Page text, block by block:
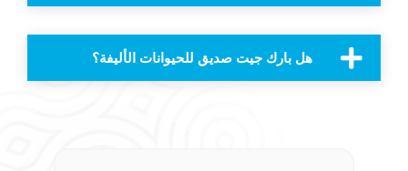
هل بارك جيت صديق للحيوانات الأليفة؟